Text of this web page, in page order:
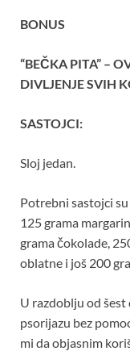
BONUS
“BEČKA PITA” –
DIVLJENJE SVIH
SASTOJCI:
Sloj jedan.
Potrebni sastojci
125 grama
grama čokolade,
oblatne i još 200
U razdoblju od
psorijazu bez
mi da objasnim